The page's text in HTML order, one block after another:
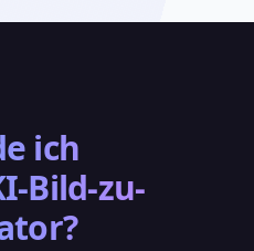
ich
Bild-zu-